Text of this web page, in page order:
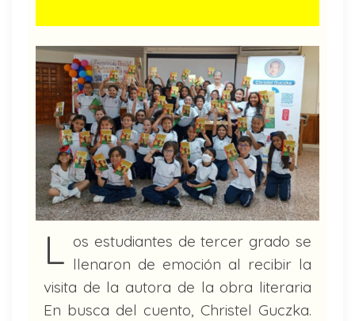
L os estudiantes de tercer grado se
llenaron de emoción al recibir la
visita de la autora de la obra literaria
En busca del cuento, Christel Guczka.